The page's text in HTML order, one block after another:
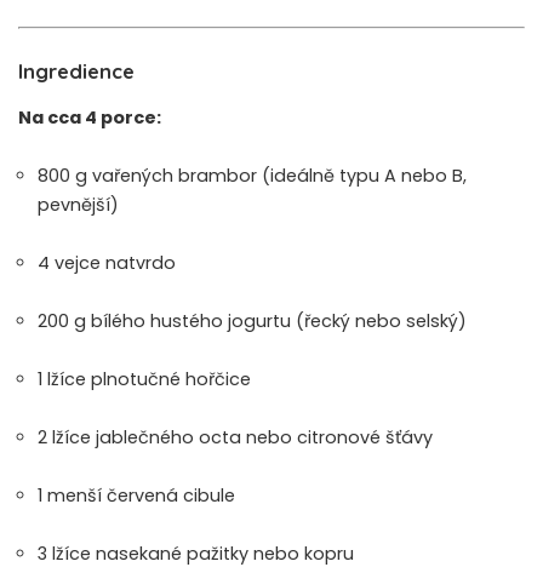
Ingredience
Na cca 4 porce:
800 g vařených brambor (ideálně typu A nebo B,
pevnější)
4 vejce natvrdo
200 g bílého hustého jogurtu (řecký nebo selský)
1 lžíce plnotučné hořčice
2 lžíce jablečného octa nebo citronové šťávy
1 menší červená cibule
3 lžíce nasekané pažitky nebo kopru